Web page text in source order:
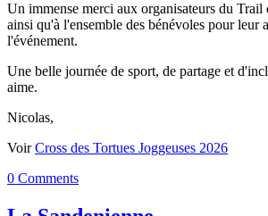
Un immense merci aux organisateurs du Trail
ainsi qu'à l'ensemble des bénévoles pour leur
l'événement.
Une belle journée de sport, de partage et
aime.
Nicolas,
VoirCross des Tortues Joggeuses 2026
0 Comments